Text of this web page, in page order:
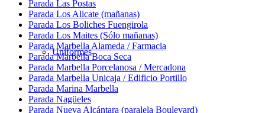
Uniformes
Parada Las Postas
Parada Los Alicate (mañanas)
Parada Los Boliches Fuengirola
Parada Los Maites (Sólo mañanas)
Parada Marbella Alameda / Farmacia
Parada Marbella Boca Seca
Parada Marbella Porcelanosa / Mercadona
Parada Marbella Unicaja / Edificio Portillo
Parada Marina Marbella
Parada Nagüeles
Parada Nueva Alcántara (paralela Boulevard)